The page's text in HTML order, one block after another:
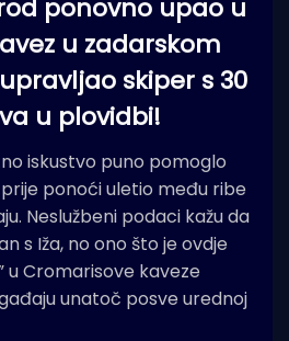
ponovno upao u
u zadarskom
skiper s 30
u plovidbi!
iskustvo puno pomoglo
ponoći uletio među ribe
Neslužbeni podaci kažu da
s Iža, no ono što je ovdje
u Cromarisove kaveze
unatoč posve urednoj